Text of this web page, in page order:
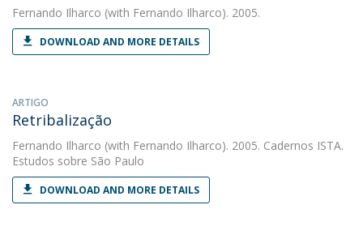
Fernando Ilharco (with Fernando Ilharco). 2005.
DOWNLOAD AND MORE DETAILS
ARTIGO
Retribalização
Fernando Ilharco (with Fernando Ilharco). 2005. Cadernos ISTA.
Estudos sobre São Paulo
DOWNLOAD AND MORE DETAILS